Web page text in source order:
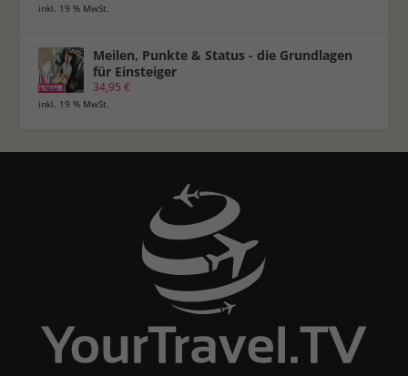
inkl. 19 % MwSt.
Meilen, Punkte & Status - die Grundlagen
für Einsteiger
34,95€
inkl. 19 % MwSt.